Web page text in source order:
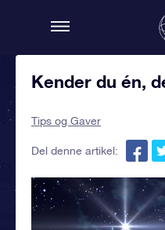
Kender du én,
Tips og Gaver
Del denne artikel: